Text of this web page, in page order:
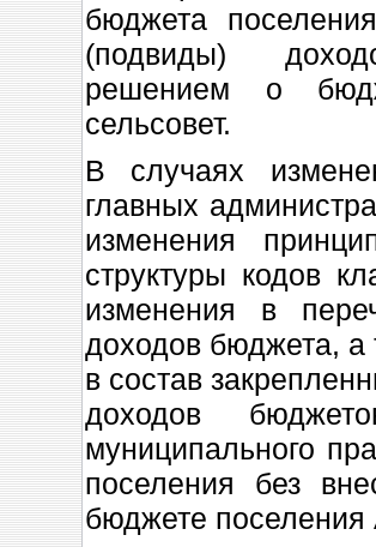
бюджета
(подвиды)
решением о
сельсовет.
В случаях
главных
изменения
структуры кодов
изменения в
доходов бюджета, а
в состав
доходов
муниципального
поселения без
бюджете поселения